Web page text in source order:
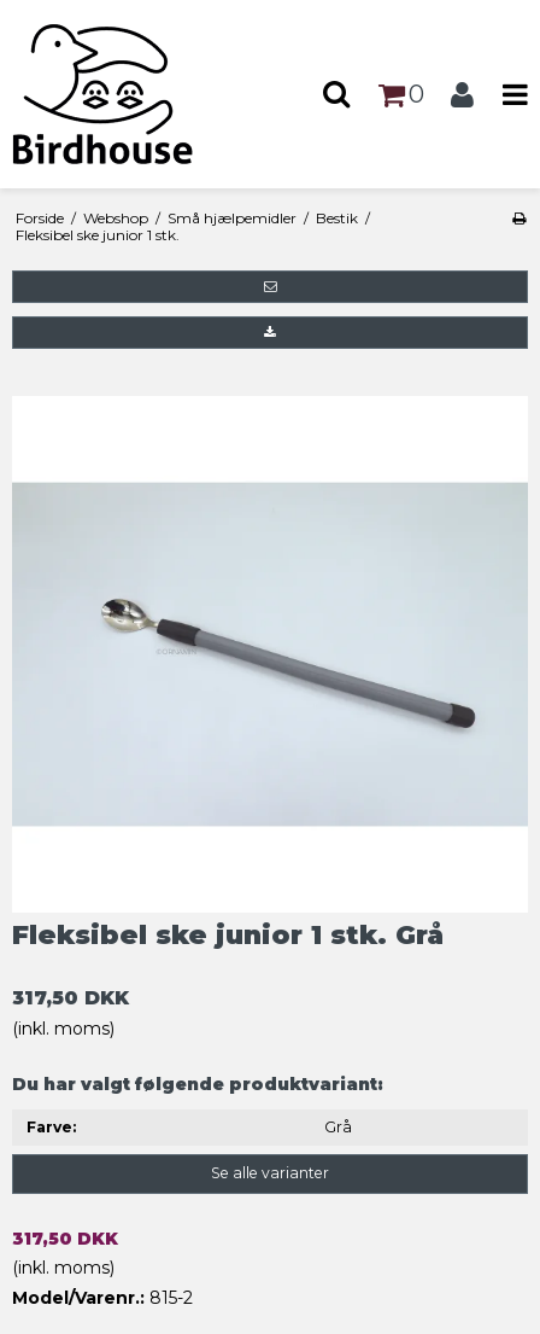
0
Forside / Webshop / Små hjælpemidler / Bestik /
Fleksibel ske junior 1 stk.
Fleksibel ske junior 1 stk. Grå
317,50 DKK
(inkl. moms)
Du har valgt følgende produktvariant:
Farve: Grå
Se alle varianter
317,50 DKK
(inkl. moms)
Model/Varenr.: 815-2